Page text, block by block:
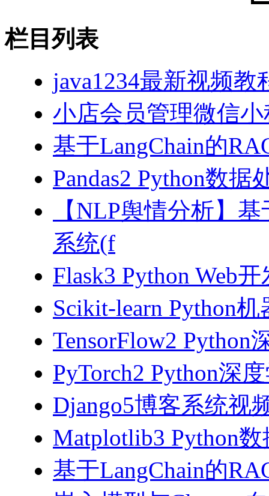
栏目列表
java1234最新视频教
小店会员管理微信
基于LangChain的
Pandas2 Python数
【NLP舆情分析】
系统(f
Flask3 Python Web
Scikit-learn Python
TensorFlow2 Python
PyTorch2 Python深
Django5博客系统视
Matplotlib3 Python
基于LangChain的